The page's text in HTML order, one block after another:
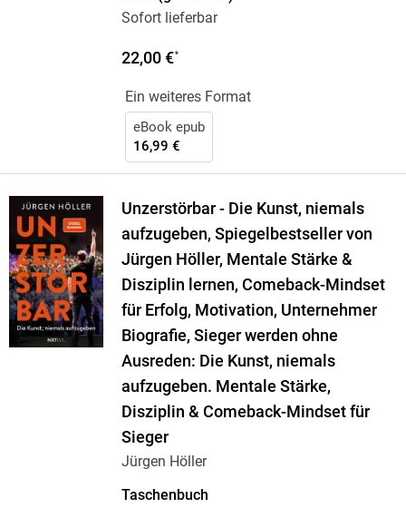
Sofort lieferbar
22,00 €*
Ein weiteres Format
eBook epub
16,99 €
Unzerstörbar - Die Kunst, niemals
aufzugeben, Spiegelbestseller von
Jürgen Höller, Mentale Stärke &
Disziplin lernen, Comeback-Mindset
für Erfolg, Motivation, Unternehmer
Biografie, Sieger werden ohne
Ausreden: Die Kunst, niemals
aufzugeben. Mentale Stärke,
Disziplin & Comeback-Mindset für
Sieger
Jürgen Höller
Taschenbuch